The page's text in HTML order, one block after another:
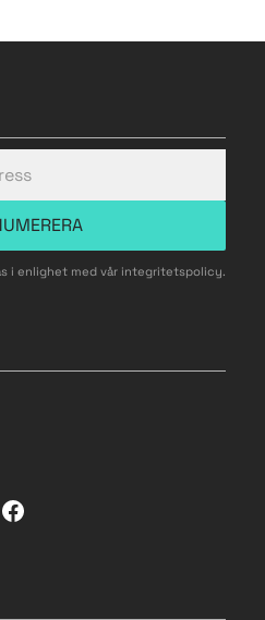
i enlighet med vår integritetspolicy.